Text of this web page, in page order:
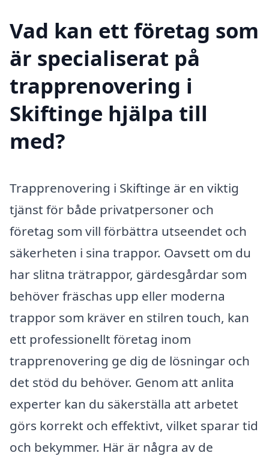
Vad kan ett företag som
är specialiserat på
trapprenovering i
Skiftinge hjälpa till
med?
Trapprenovering i Skiftinge är en viktig
tjänst för både privatpersoner och
företag som vill förbättra utseendet och
säkerheten i sina trappor. Oavsett om du
har slitna trätrappor, gärdesgårdar som
behöver fräschas upp eller moderna
trappor som kräver en stilren touch, kan
ett professionellt företag inom
trapprenovering ge dig de lösningar och
det stöd du behöver. Genom att anlita
experter kan du säkerställa att arbetet
görs korrekt och effektivt, vilket sparar tid
och bekymmer. Här är några av de